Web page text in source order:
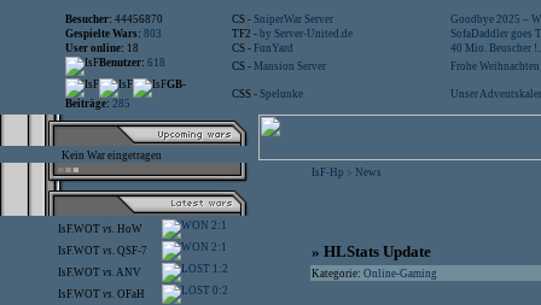
Besucher: 44456870 CS - SniperWar Server
Goodbye 2025 –
Gespielte Wars: 803 TF2 - by Server-United.de
SofaDaddler goes
User online: 18 CS - FunYard
40 Mio. Beuscher
Benutzer: 618 CS - Mansion Server
Frohe
GB-
Beiträge: 285
CSS - Spelunke Unser
Kein War eingetragen
IsF.WOT vs. HoW 2:1
IsF.WOT vs. QSF-7 2:1
IsF.WOT vs.ANV 1:2
IsF.WOT vs. OFaH 0:2
IsF-Hp > News
» HLStats Update
Kategorie: Online-Gaming